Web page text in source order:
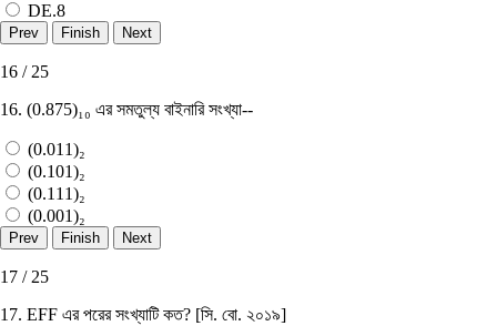
DE.8
16 / 25
16. (0.875)₁₀ এর সমতুল্য বাইনারি সংখ্যা--
(0.011)₂
(0.101)₂
(0.111)₂
(0.001)₂
17 / 25
17. EFF এর পরের সংখ্যাটি কত? [সি. বাে. ২০১৯]